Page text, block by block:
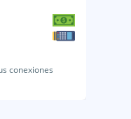
conexiones